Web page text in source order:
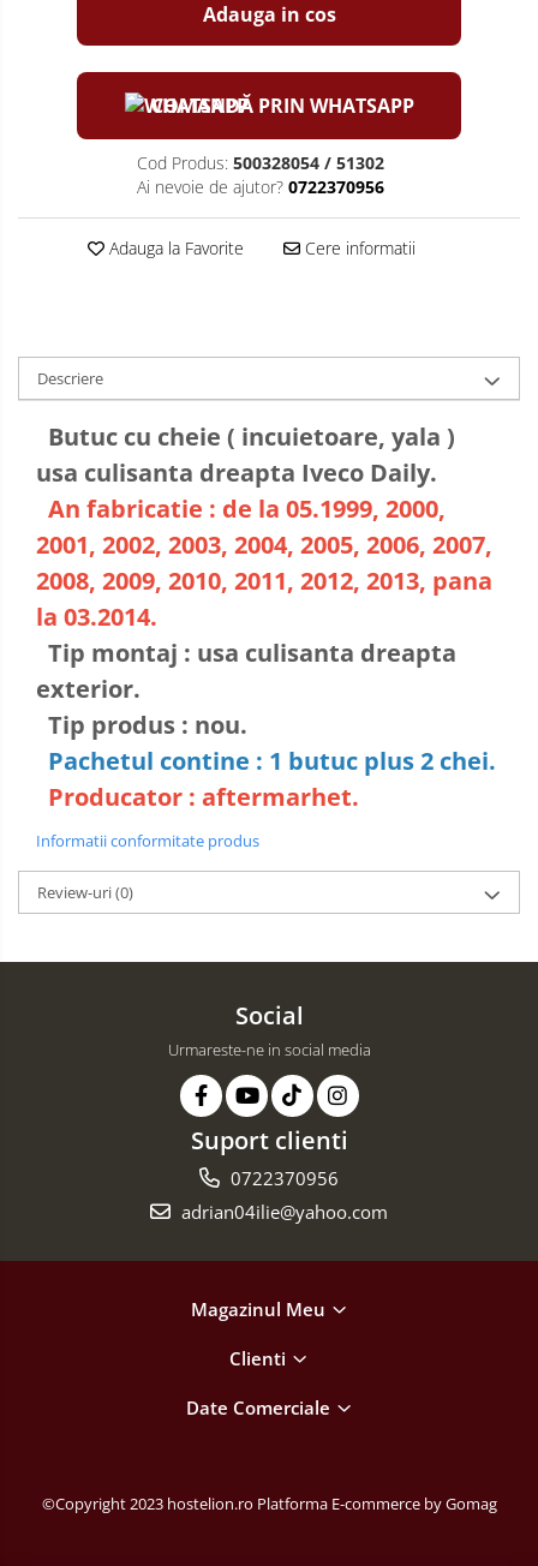
Adauga in cos
COMANDĂ PRIN WHATSAPP
Cod Produs: 500328054 / 51302
Ai nevoie de ajutor? 0722370956
Adauga la Favorite Cere informatii
Descriere
Butuc cu cheie ( incuietoare, yala )
usa culisanta dreapta Iveco Daily.
An fabricatie : de la 05.1999, 2000,
2001, 2002, 2003, 2004, 2005, 2006, 2007,
2008, 2009, 2010, 2011, 2012, 2013, pana
la 03.2014.
Tip montaj : usa culisanta dreapta
exterior.
Tip produs : nou.
Pachetul contine : 1 butuc plus 2 chei.
Producator : aftermarhet.
Informatii conformitate produs
Review-uri(0)
Social
Urmareste-ne in social media
Suport clienti
0722370956
adrian04ilie@yahoo.com
Magazinul Meu
Clienti
Date Comerciale
©Copyright 2023 hostelion.ro Platforma E-commerce by Gomag